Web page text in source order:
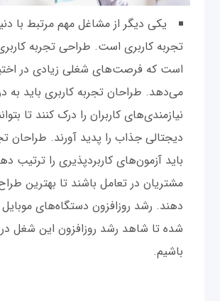
یکی دیگر از مشاغل مهم مرتبط با
تجربه کاربری است. طراحی تجربه
است که فرصت‌های شغلی زیادی در
می‌دهد. طراحان تجربه کاربری باید به
نیازمندی‌های کاربران را درک کنند تا
دیجتالی جذاب را پدید آورند. طراحان
باید آزمون‌های کاربردپذیری را ترتیب
مشتریان در تعامل باشند تا بهترین
دهند. رشد روزافزون دستگاه‌های
شده تا شاهد رشد روزافزون این شغل
باشیم.